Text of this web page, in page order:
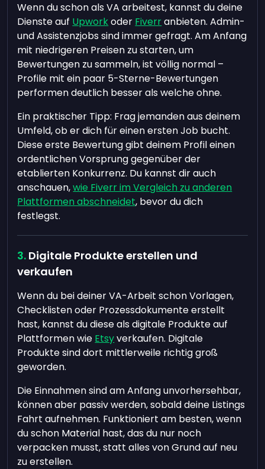
Wenn du schon als VA arbeitest, kannst du deine
Dienste auf Upworkoder Fiverranbieten. Admin-
und Assistenzjobs sind immer gefragt. Am Anfang
mit niedrigeren Preisen zu starten, um
Bewertungen zu sammeln, ist völlig normal –
Profile mit ein paar 5-Sterne-Bewertungen
performen deutlich besser als welche ohne.
Ein praktischer Tipp: Frag jemanden aus deinem
Umfeld, ob er dich für einen ersten Job bucht.
Diese erste Bewertung gibt deinem Profil einen
ordentlichen Vorsprung gegenüber der
etablierten Konkurrenz. Du kannst dir auch
anschauen,wie Fiverr im Vergleich zu anderen
Plattformen abschneidet, bevor du dich
festlegst.
Digitale Produkte erstellen und
verkaufen
Wenn du bei deiner VA-Arbeit schon Vorlagen,
Checklisten oder Prozessdokumente erstellt
hast, kannst du diese als digitale Produkte auf
Plattformen wie Etsyverkaufen. Digitale
Produkte sind dort mittlerweile richtig groß
geworden.
Die Einnahmen sind am Anfang unvorhersehbar,
können aber passiv werden, sobald deine Listings
Fahrt aufnehmen. Funktioniert am besten, wenn
du schon Material hast, das du nur noch
verpacken musst, statt alles von Grund auf neu
zu erstellen.